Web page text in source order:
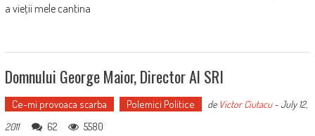
a vieţii mele cantina
Domnului George Maior, Director Al SRI
Ce-mi provoaca scarba Polemici Politice de Victor Ciutacu-July 12,
2011
62 5580